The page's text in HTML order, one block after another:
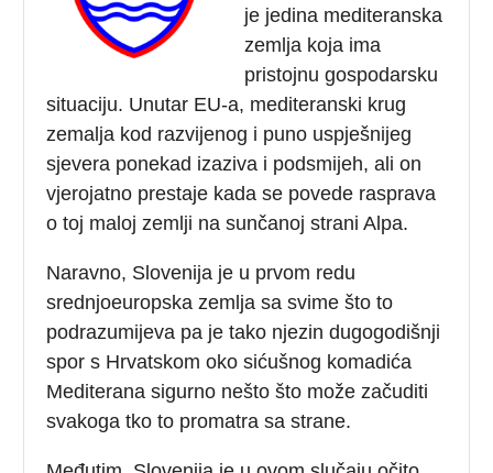
je jedina mediteranska
zemlja koja ima
pristojnu gospodarsku
situaciju. Unutar EU-a, mediteranski krug
zemalja kod razvijenog i puno uspješnijeg
sjevera ponekad izaziva i podsmijeh, ali on
vjerojatno prestaje kada se povede rasprava
o toj maloj zemlji na sunčanoj strani Alpa.
Naravno, Slovenija je u prvom redu
srednjoeuropska zemlja sa svime što to
podrazumijeva pa je tako njezin dugogodišnji
spor s Hrvatskom oko sićušnog komadića
Mediterana sigurno nešto što može začuditi
svakoga tko to promatra sa strane.